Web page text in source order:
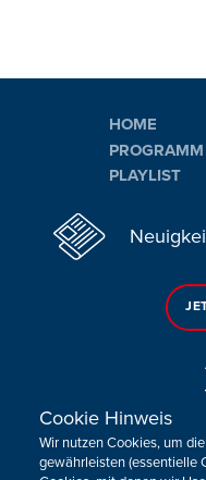
HOME
PROGRAMM
PLAYLIST
Sie haben noch
Cookie Hinweis
Wir nutzen Cookies, um
gewährleisten (essentielle